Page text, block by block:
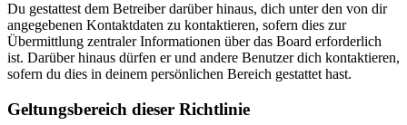
Du gestattest dem Betreiber darüber hinaus, dich unter den von dir
angegebenen Kontaktdaten zu kontaktieren, sofern dies zur
Übermittlung zentraler Informationen über das Board erforderlich
ist. Darüber hinaus dürfen er und andere Benutzer dich kontaktieren,
sofern du dies in deinem persönlichen Bereich gestattet hast.
Geltungsbereich dieser Richtlinie